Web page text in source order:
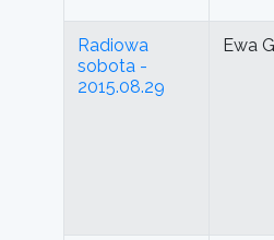
Radiowa
sobota -
2015.08.29
Ewa